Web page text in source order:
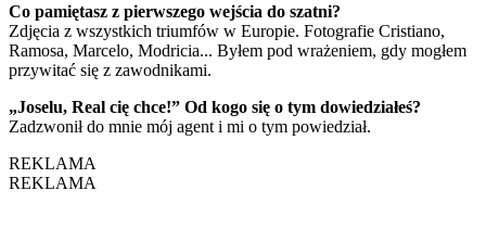
Co pamiętasz z pierwszego wejścia do szatni?
Zdjęcia z wszystkich triumfów w Europie. Fotografie Cristiano,
Ramosa, Marcelo, Modricia... Byłem pod wrażeniem, gdy mogłem
przywitać się z zawodnikami.
„Joselu, Real cię chce!” Od kogo się o tym dowiedziałeś?
Zadzwonił do mnie mój agent i mi o tym powiedział.
REKLAMA
REKLAMA